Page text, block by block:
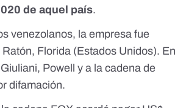
de aquel país.
venezolanos, la empresa fue
, Florida (Estados Unidos). En
Powell y a la cadena de
difamación.